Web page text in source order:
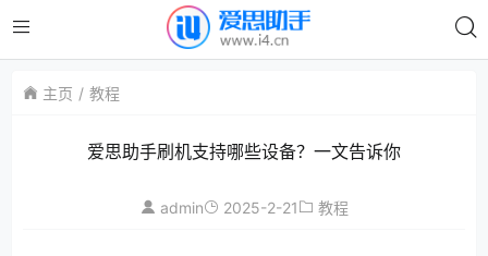
主页 教程
爱思助手刷机支持哪些设备？一文告诉你
admin 2025-2-21 教程